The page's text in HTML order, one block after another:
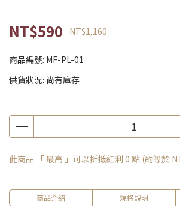
NT$590 NT$1,160
商品編號: MF-PL-01
供貨狀況: 尚有庫存
此商品 「 最高 」可以折抵紅利 0 點 (約等於
商品介紹 規格說明